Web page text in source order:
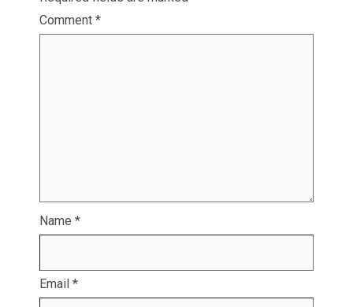
Comment *
Name *
Email *